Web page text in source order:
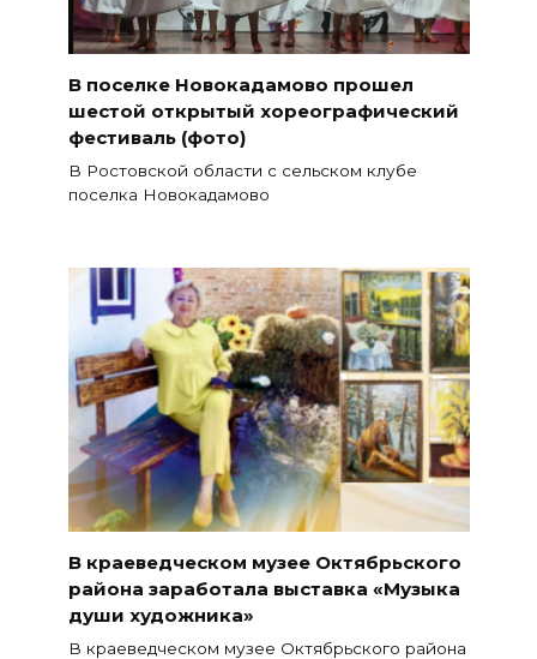
В поселке Новокадамово прошел
шестой открытый хореографический
фестиваль (фото)
В Ростовской области с сельском клубе
поселка Новокадамово
В краеведческом музее Октябрьского
района заработала выставка «Музыка
души художника»
В краеведческом музее Октябрьского района